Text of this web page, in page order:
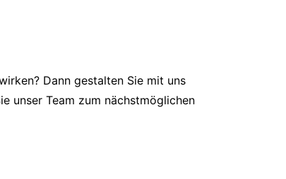
Dann gestalten Sie mit uns
unser Team zum nächstmöglichen